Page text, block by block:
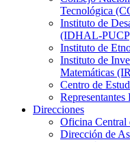
Tecnológica
Instituto de
(IDHAL-
Instituto de
Instituto de
Matemáticas
Centro de
Representantes
Direcciones
Oficina Central
Dirección de